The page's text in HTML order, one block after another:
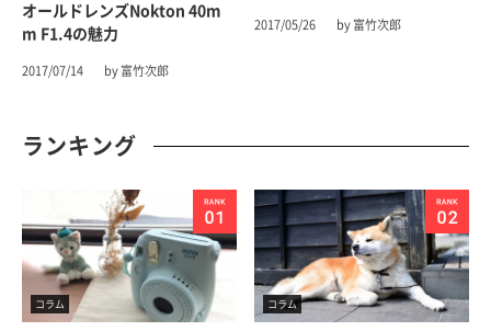
オールドレンズNokton 40m
M F1.4の魅力
2017/07/14 by 富竹次郎
2017/05/26 by 富竹次郎
ランキング
コラム コラム